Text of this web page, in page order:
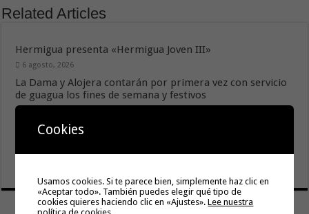
Related Articles
Hermigua presenta «Hermigua Joven III»
6 agosto, 2026
La Dama y Alojera contarán por primera vez con servicio
de guagua los fines de semana y festivos
Las actividades de ‘La Gomera Acompaña’ llegan este
Cookies
Usamos cookies. Si te parece bien, simplemente haz clic en
«Aceptar todo». También puedes elegir qué tipo de
cookies quieres haciendo clic en «Ajustes».Lee nuestra
política de cookies